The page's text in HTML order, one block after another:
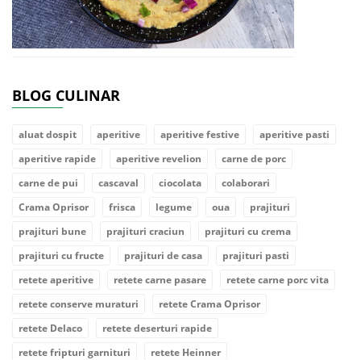
BLOG CULINAR
aluat dospit aperitive aperitive festive
aperitive pasti
aperitive rapide
aperitive revelion
carne de porc
carne de pui
cascaval ciocolata
colaborari
Crama Oprisor
frisca legume oua
prajituri
prajituri bune
prajituri craciun
prajituri cu crema
prajituri cu fructe
prajituri de casa
prajituri pasti
retete aperitive
retete carne pasare
retete carne porc vita
retete conserve muraturi
retete Crama Oprisor
retete Delaco
retete deserturi rapide
retete fripturi garnituri
retete Heinner